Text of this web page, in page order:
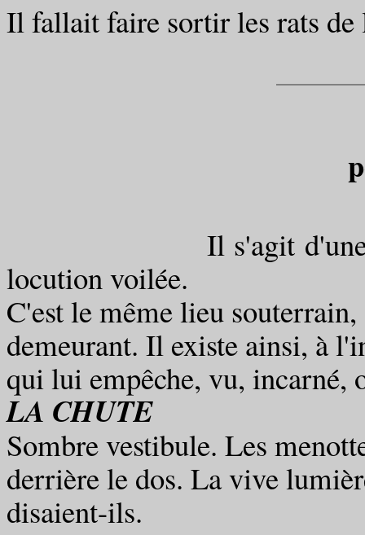
Il fallait faire sortir les rats de
Il s'agit d'une cavité
locution voilée.
C'est le même lieu
demeurant. Il existe ainsi, à
qui lui empêche, vu, incarné,
LA CHUTE
Sombre vestibule. Les
derrière le dos. La vive
disaient-ils.